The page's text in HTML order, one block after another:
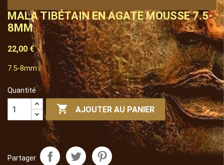
MALA TIBÉTAIN EN AGATE MOUSSE 7.5-
8MM
22,00 €
7.5-8mm
Quantité
 AJOUTER AU PANIER
Partager